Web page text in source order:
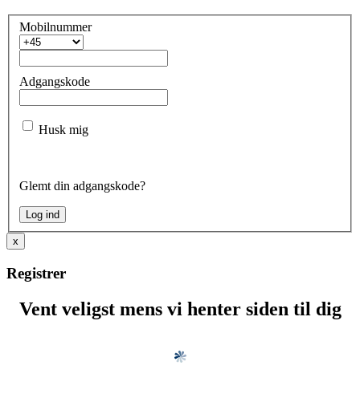
Mobilnummer
Adgangskode
Husk mig
Glemt din adgangskode?
x
Registrer
Vent veligst mens vi henter siden til dig